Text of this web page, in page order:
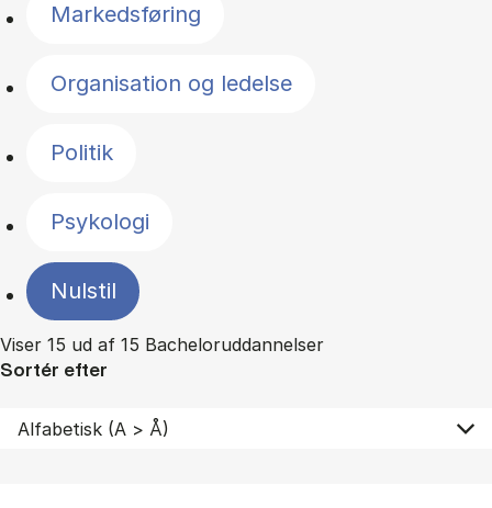
Markedsføring
Organisation og ledelse
Politik
Psykologi
Nulstil
Viser 15 ud af 15 Bacheloruddannelser
Sortér efter